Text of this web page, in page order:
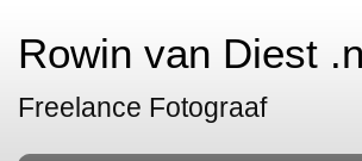
Rowin van Diest
Freelance Fotograaf